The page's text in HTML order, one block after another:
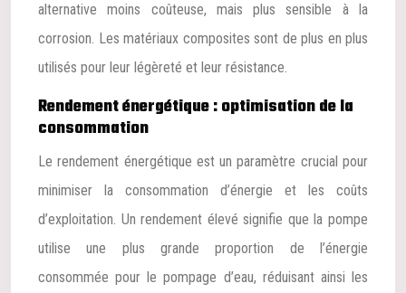
alternative moins coûteuse, mais plus sensible à la
corrosion. Les matériaux composites sont de plus en plus
utilisés pour leur légèreté et leur résistance.
Rendement énergétique : optimisation de la
consommation
Le rendement énergétique est un paramètre crucial pour
minimiser la consommation d’énergie et les coûts
d’exploitation. Un rendement élevé signifie que la pompe
utilise une plus grande proportion de l’énergie
consommée pour le pompage d’eau, réduisant ainsi les